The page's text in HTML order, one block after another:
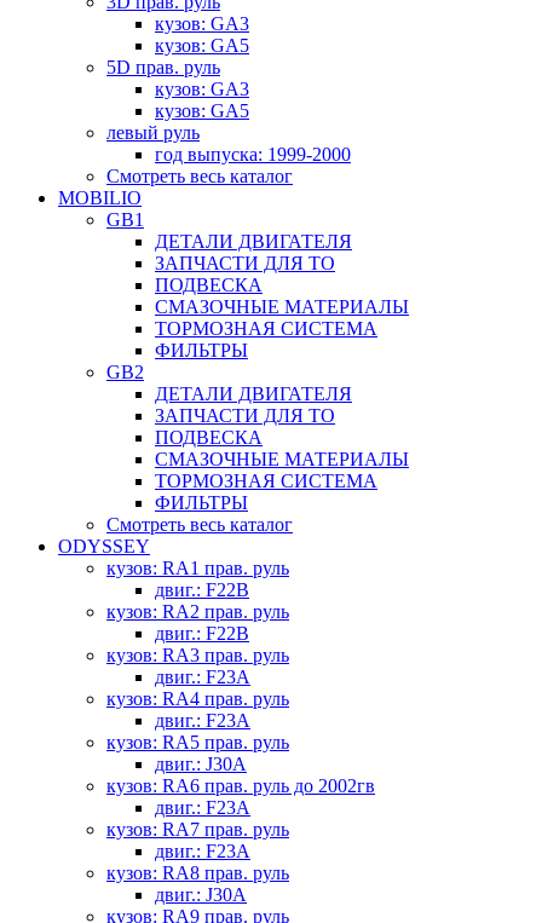
кузов: GA3
кузов: GA5
5D прав. руль
кузов: GA3
кузов: GA5
левый руль
год выпуска: 1999-2000
Смотреть весь каталог
MOBILIO
GB1
ДЕТАЛИ ДВИГАТЕЛЯ
ЗАПЧАСТИ ДЛЯ ТО
ПОДВЕСКА
СМАЗОЧНЫЕ МАТЕРИАЛЫ
ТОРМОЗНАЯ СИСТЕМА
ФИЛЬТРЫ
GB2
ДЕТАЛИ ДВИГАТЕЛЯ
ЗАПЧАСТИ ДЛЯ ТО
ПОДВЕСКА
СМАЗОЧНЫЕ МАТЕРИАЛЫ
ТОРМОЗНАЯ СИСТЕМА
ФИЛЬТРЫ
Смотреть весь каталог
ODYSSEY
кузов: RA1 прав. руль
двиг.: F22B
кузов: RA2 прав. руль
двиг.: F22B
кузов: RA3 прав. руль
двиг.: F23A
кузов: RA4 прав. руль
двиг.: F23A
кузов: RA5 прав. руль
двиг.: J30A
кузов: RA6 прав. руль до 2002гв
двиг.: F23A
кузов: RA7 прав. руль
двиг.: F23A
кузов: RA8 прав. руль
двиг.: J30A
кузов: RA9 прав. руль